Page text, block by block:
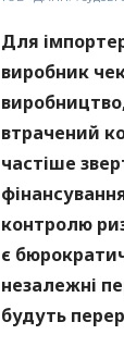
Для
виробник
втрачений
частіше
контролю
є
незалежні
будуть